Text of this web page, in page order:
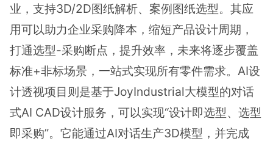
业，支持3D/2D图纸解析、案例图纸选型。其应
用可以助力企业采购降本，缩短产品设计周期，
打通选型-采购断点，提升效率，未来将逐步覆盖
标准+非标场景，一站式实现所有零件需求。AI设
计透视项目则是基于JoyIndustrial大模型的对话
式AI CAD设计服务，可以实现“设计即选型、选型
即采购”。它能通过AI对话生产3D模型，并完成